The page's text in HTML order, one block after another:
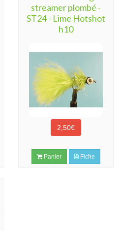
streamer plombé -
ST24 - Lime Hotshot
h10
2,50€
Panier Fiche